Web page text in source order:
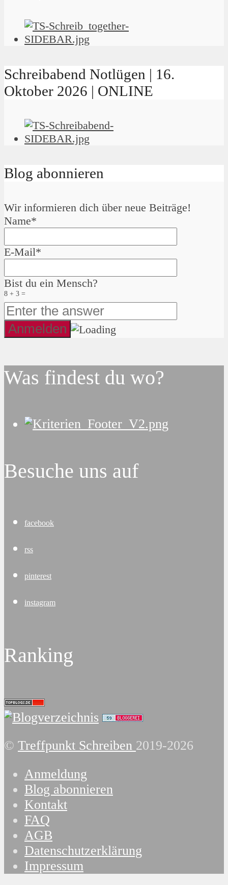
Schreibabend Notlügen | 16.
Oktober 2026 | ONLINE
Blog abonnieren
Wir informieren dich über neue Beiträge!
Name*
E-Mail*
Bist du ein Mensch?
8 + 3 =
Was findest du wo?
Besuche uns auf
facebook
rss
pinterest
instagram
Ranking
© Treffpunkt Schreiben 2019-2026
Anmeldung
Blog abonnieren
Kontakt
FAQ
AGB
Datenschutzerklärung
Impressum